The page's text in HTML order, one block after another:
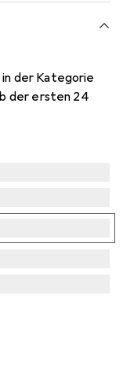
der Kategorie
der ersten 24